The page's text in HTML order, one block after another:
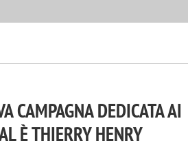
CAMPAGNA DEDICATA AI
È THIERRY HENRY